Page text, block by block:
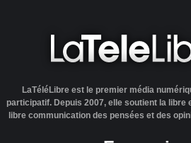
LaTéléLibre est le premier média
participatif. Depuis 2007, elle soutient la libre
libre communication des pensées et des